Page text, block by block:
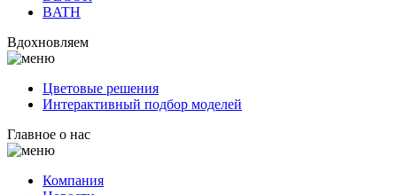
BATH
Вдохновляем
Цветовые решения
Интерактивный подбор моделей
Главное о нас
Компания